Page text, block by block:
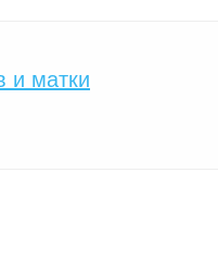
и матки